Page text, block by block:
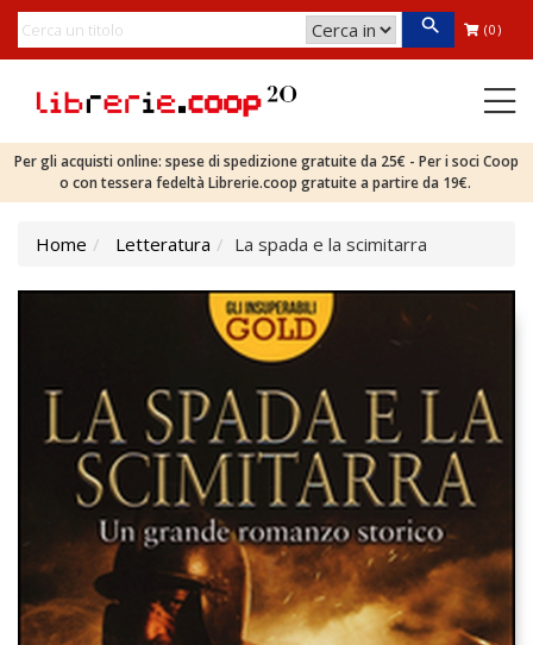
(0)
Per gli acquisti online: spese di spedizione gratuite da 25€ - Per i soci Coop
o con tessera fedeltà Librerie.coop gratuite a partire da 19€.
Home Letteratura La spada e la scimitarra